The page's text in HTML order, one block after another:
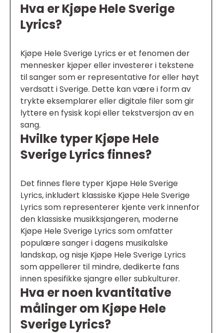
Hva er Kjøpe Hele Sverige
Lyrics?
Kjøpe Hele Sverige Lyrics er et fenomen der
mennesker kjøper eller investerer i tekstene
til sanger som er representative for eller høyt
verdsatt i Sverige. Dette kan være i form av
trykte eksemplarer eller digitale filer som gir
lyttere en fysisk kopi eller tekstversjon av en
sang.
Hvilke typer Kjøpe Hele
Sverige Lyrics finnes?
Det finnes flere typer Kjøpe Hele Sverige
Lyrics, inkludert klassiske Kjøpe Hele Sverige
Lyrics som representerer kjente verk innenfor
den klassiske musikksjangeren, moderne
Kjøpe Hele Sverige Lyrics som omfatter
populære sanger i dagens musikalske
landskap, og nisje Kjøpe Hele Sverige Lyrics
som appellerer til mindre, dedikerte fans
innen spesifikke sjangre eller subkulturer.
Hva er noen kvantitative
målinger om Kjøpe Hele
Sverige Lyrics?